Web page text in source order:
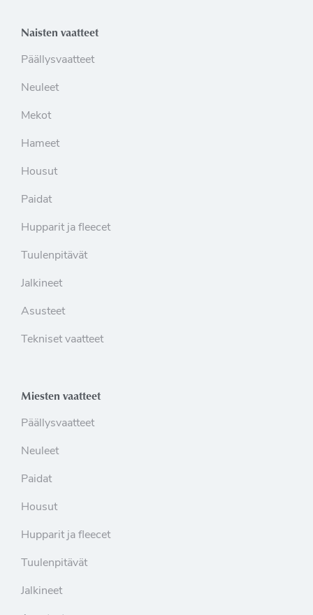
Naisten vaatteet
Päällysvaatteet
Neuleet
Mekot
Hameet
Housut
Paidat
Hupparit ja fleecet
Tuulenpitävät
Jalkineet
Asusteet
Tekniset vaatteet
Miesten vaatteet
Päällysvaatteet
Neuleet
Paidat
Housut
Hupparit ja fleecet
Tuulenpitävät
Jalkineet